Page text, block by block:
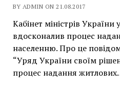
BY ADMIN ON 21.08.2017
Кабінет міністрів
вдосконалив процес
населенню. Про це
“Уряд України своїм
процес надання